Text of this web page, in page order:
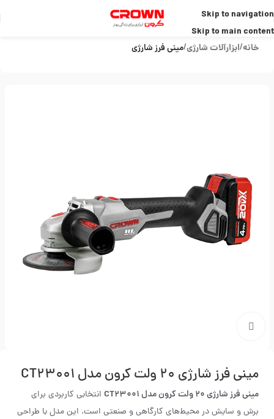
Skip to navigation
Skip to main content
خانه ابزارآلات شارژی مینی فرز شارژی
مینی فرز شارژی ۲۰ ولت کرون مدل CT۲۳۰۰۱
مینی فرز شارژی 20 ولت کرون مدل CT23001
انتخابی کاربردی برای
برش و سایش در محیط‌های کارگاهی و صنعتی است. این مدل با طراحی